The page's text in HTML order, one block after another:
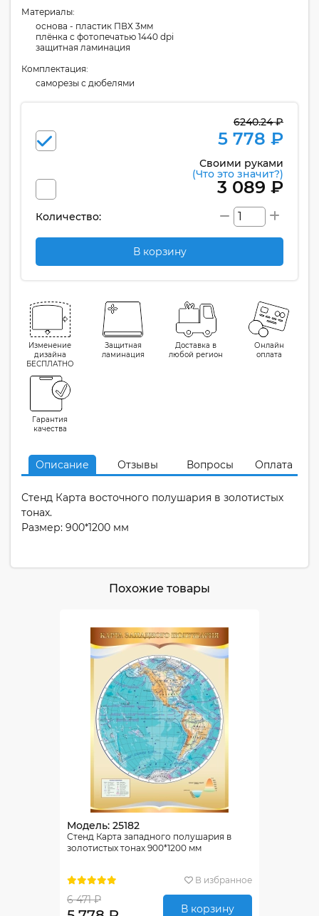
Материалы:
основа - пластик ПВХ 3мм
плёнка с фотопечатью 1440 dpi
защитная ламинация
Комплектация:
cаморезы с дюбелями
6240.24 ₽
5 778 ₽
Своими руками
(Что это значит?)
3 089 ₽
Количество:
В корзину
Изменение
дизайна
БЕСПЛАТНО
Защитная
ламинация
Доставка в
любой регион
Онлайн
оплата
Гарантия
качества
Описание Отзывы Вопросы Оплата
Стенд Карта восточного полушария в золотистых
тонах.
Размер: 900*1200 мм
Похожие товары
Модель: 25182
Стенд Карта западного полушария в
золотистых тонах 900*1200 мм
В избранное
6 471 ₽
В корзину